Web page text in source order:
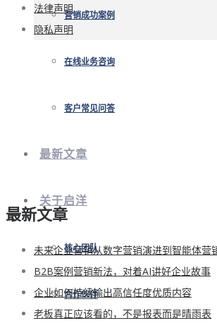
营销成功案例
在线业务咨询
客户常见问答
最新文章
关于启洋
核心团队
合作伙伴
法律声明
隐私声明
最新文章
未来企业营销从数字营销演进到智能体营
B2B案例营销新法，对着AI讲好企业故事
企业如何持续输出高信任度优质内容
老板真正应该看的，不是报表而是晴雨表